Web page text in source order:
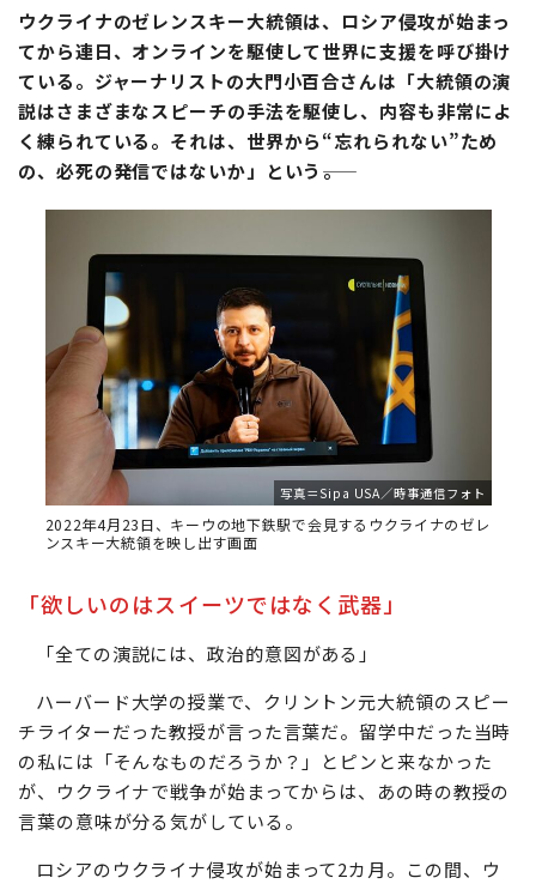
ウクライナのゼレンスキー大統領は、ロシア侵攻が始まっ
てから連日、オンラインを駆使して世界に支援を呼び掛け
ている。ジャーナリストの大門小百合さんは「大統領の演
説はさまざまなスピーチの手法を駆使し、内容も非常によ
く練られている。それは、世界から“忘れられない”ため
の、必死の発信ではないか」という――。
写真＝Sipa USA／時事通信フォト
2022年4月23日、キーウの地下鉄駅で会見するウクライナのゼレ
ンスキー大統領を映し出す画面
「欲しいのはスイーツではなく武器」
「全ての演説には、政治的意図がある」
ハーバード大学の授業で、クリントン元大統領のスピー
チライターだった教授が言った言葉だ。留学中だった当時
の私には「そんなものだろうか？」とピンと来なかった
が、ウクライナで戦争が始まってからは、あの時の教授の
言葉の意味が分る気がしている。
ロシアのウクライナ侵攻が始まって2カ月。この間、ウ